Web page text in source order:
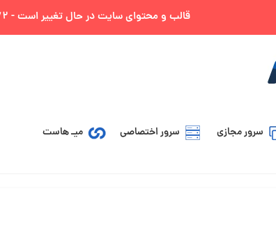
قالب و محتوای سایت در حال تغییر است - 72%
سرور مجازی سرور اختصاصی میـ هاست